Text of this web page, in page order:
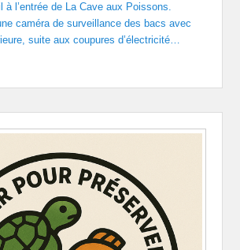
à l’entrée de La Cave aux Poissons.
caméra de surveillance des bacs avec
suite aux coupures d’électricité…